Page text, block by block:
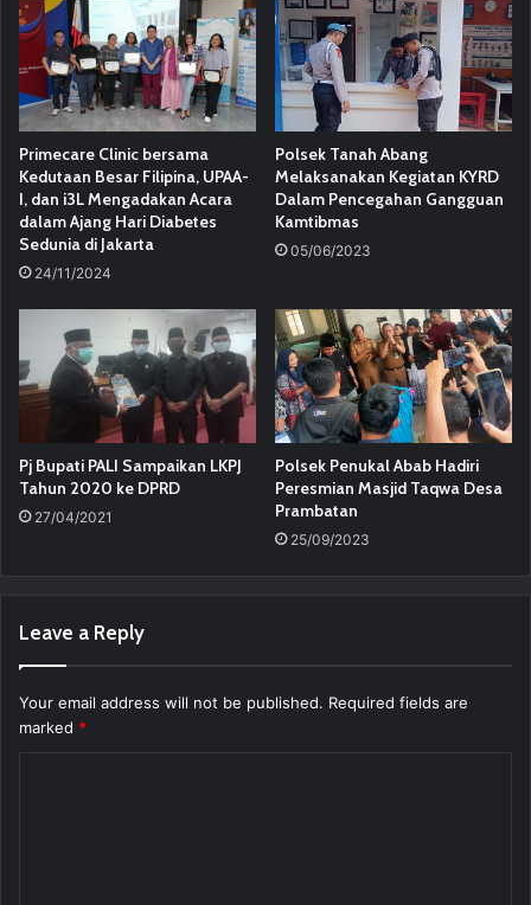
Primecare Clinic bersama
Kedutaan Besar Filipina, UPAA-
I, dan i3L Mengadakan Acara
dalam Ajang Hari Diabetes
Sedunia di Jakarta
24/11/2024
Polsek Tanah Abang
Melaksanakan Kegiatan KYRD
Dalam Pencegahan Gangguan
Kamtibmas
05/06/2023
Pj Bupati PALI Sampaikan LKPJ
Tahun 2020 ke DPRD
27/04/2021
Polsek Penukal Abab Hadiri
Peresmian Masjid Taqwa Desa
Prambatan
25/09/2023
Leave a Reply
Your email address will not be published. Required fields are
marked *